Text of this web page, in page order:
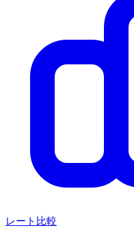
レート比較